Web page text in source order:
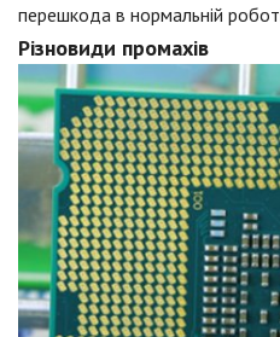
перешкода в нормальній
Різновиди промахів